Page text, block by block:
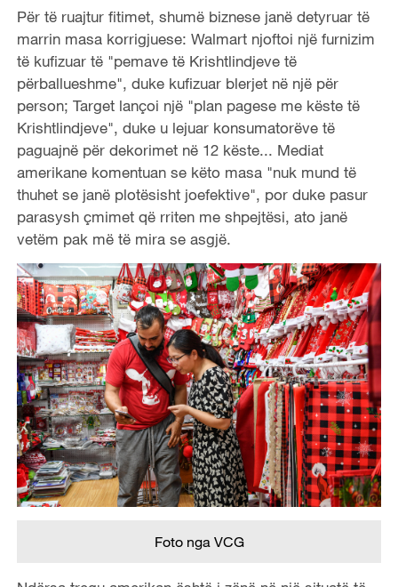
Për të ruajtur fitimet, shumë biznese janë detyruar të
marrin masa korrigjuese: Walmart njoftoi një furnizim
të kufizuar të "pemave të Krishtlindjeve të
përballueshme", duke kufizuar blerjet në një për
person; Target lançoi një "plan pagese me këste të
Krishtlindjeve", duke u lejuar konsumatorëve të
paguajnë për dekorimet në 12 këste... Mediat
amerikane komentuan se këto masa "nuk mund të
thuhet se janë plotësisht joefektive", por duke pasur
parasysh çmimet që rriten me shpejtësi, ato janë
vetëm pak më të mira se asgjë.
Foto nga VCG